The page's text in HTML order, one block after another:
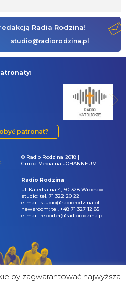
Radia Rodzina!
studio@radiorodzina.pl
patronat?
© Radio Rodzina 2018 |
Grupa Medialna JOHANNEUM
Radio Rodzina
ul. Katedralna 4, 50-328 Wrocław
studio: tel. 71 322 20 22
e-mail: studio@radiorodzina.pl
newsroom: tel. +48 71 327 12 85
e-mail: reporter@radiorodzina.pl
by zagwarantować najwyższa